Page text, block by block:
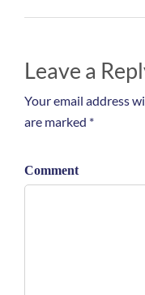
Leave a
Your email address
are marked *
Comment